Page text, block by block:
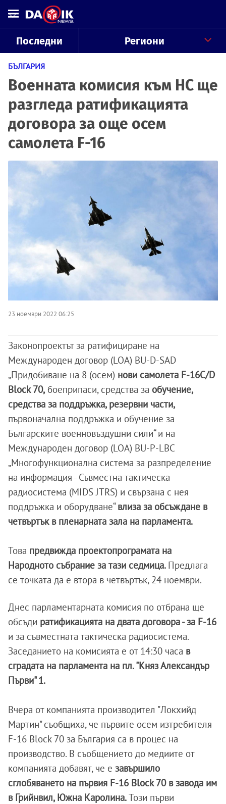
Последни Региони
БЪЛГАРИЯ
Военната комисия към НС ще
разгледа ратификацията
договора за още осем
самолета F-16
23 ноември 2022 06:25
Законопроектът за ратифициране на
Международен договор (LOA) BU-D-SAD
„Придобиване на 8 (осем) нови самолета F-16C/D
Block 70, боеприпаси, средства за обучение,
средства за поддръжка, резервни части,
първоначална поддръжка и обучение за
Българските военновъздушни сили“ и на
Международен договор (LOA) BU-P-LBC
„Многофункционална система за разпределение
на информация - Съвместна тактическа
радиосистема (MIDS JTRS) и свързана с нея
поддръжка и оборудване“влиза за обсъждане в
четвъртък в пленарната зала на парламента.
Това предвижда проектопрограмата на
Народното събрание за тази седмица. Предлага
се точката да е втора в четвъртък, 24 ноември.
Днес парламентарната комисия по отбрана ще
обсъди ратификацията на двата договора - за F-16
и за съвместната тактическа радиосистема.
Заседанието на комисията е от 14:30 часа в
сградата на парламента на пл. "Княз Александър
Първи" 1.
Вчера от компанията производител "Локхийд
Мартин" съобщиха, че първите осем изтребителя
F-16 Block 70 за България са в процес на
производство. В съобщението до медиите от
компанията добавят, че е завършило
сглобяването на първия F-16 Block 70 в завода им
в Грийнвил, Южна Каролина.Този първи